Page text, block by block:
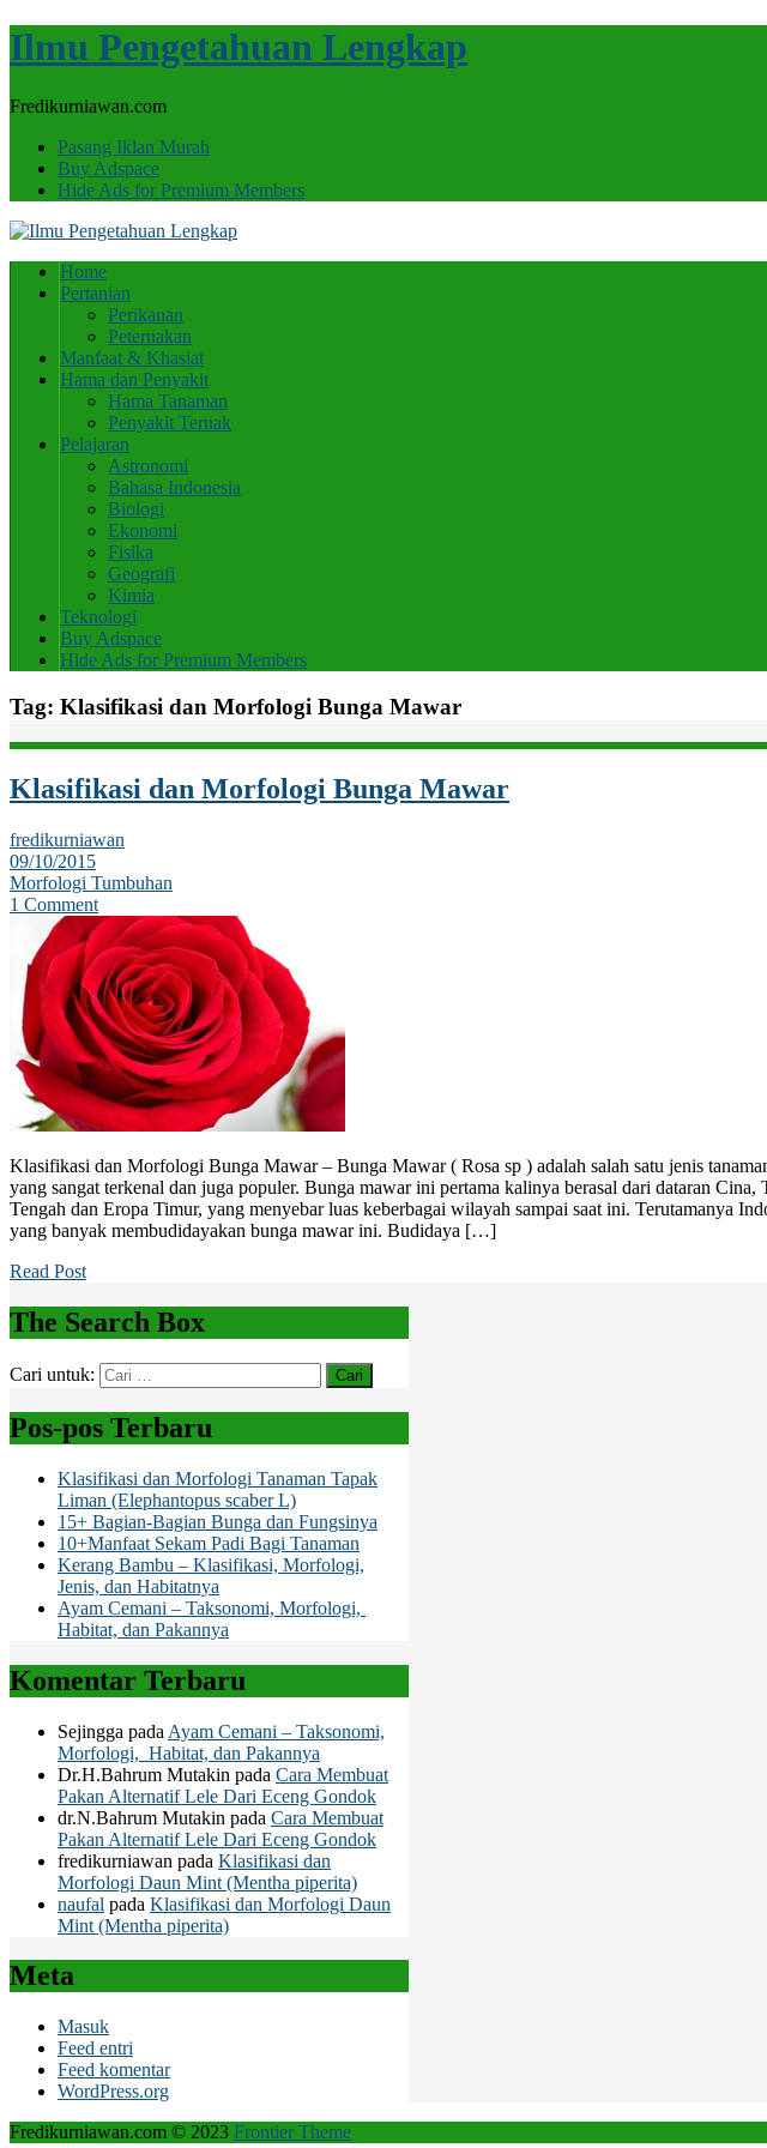
Ilmu Pengetahuan Lengkap
Fredikurniawan.com
Pasang Iklan Murah
Buy Adspace
Hide Ads for Premium Members
Home
Pertanian
Perikanan
Peternakan
Manfaat & Khasiat
Hama dan Penyakit
Hama Tanaman
Penyakit Ternak
Pelajaran
Astronomi
Bahasa Indonesia
Biologi
Ekonomi
Fisika
Geografi
Kimia
Teknologi
Buy Adspace
Hide Ads for Premium Members
Tag: Klasifikasi dan Morfologi Bunga Mawar
Klasifikasi dan Morfologi Bunga Mawar
fredikurniawan
09/10/2015
Morfologi Tumbuhan
1 Comment
Klasifikasi dan Morfologi Bunga Mawar – Bunga Mawar ( Rosa sp ) adalah salah satu jenis
yang sangat terkenal dan juga populer. Bunga mawar ini pertama kalinya berasal dari dataran Cina,
Tengah dan Eropa Timur, yang menyebar luas keberbagai wilayah sampai saat ini. Terutamanya
yang banyak membudidayakan bunga mawar ini. Budidaya […]
Read Post
The Search Box
Cari untuk:
Pos-pos Terbaru
Klasifikasi dan Morfologi Tanaman Tapak
Liman (Elephantopus scaber L)
15+ Bagian-Bagian Bunga dan Fungsinya
10+Manfaat Sekam Padi Bagi Tanaman
Kerang Bambu – Klasifikasi, Morfologi,
Jenis, dan Habitatnya
Ayam Cemani – Taksonomi, Morfologi,
Habitat, dan Pakannya
Komentar Terbaru
Sejingga pada Ayam Cemani – Taksonomi,
Morfologi, Habitat, dan Pakannya
Dr.H.Bahrum Mutakin pada Cara Membuat
Pakan Alternatif Lele Dari Eceng Gondok
dr.N.Bahrum Mutakin pada Cara Membuat
Pakan Alternatif Lele Dari Eceng Gondok
fredikurniawan pada Klasifikasi dan
Morfologi Daun Mint (Mentha piperita)
naufal pada Klasifikasi dan Morfologi Daun
Mint (Mentha piperita)
Meta
Masuk
Feed entri
Feed komentar
WordPress.org
Fredikurniawan.com © 2023 Frontier Theme